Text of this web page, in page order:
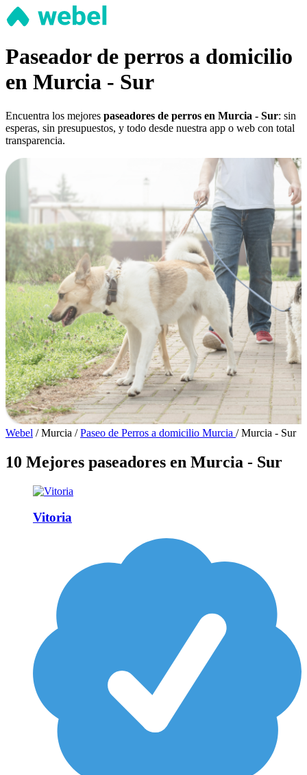
Paseador de perros a domicilio
en Murcia - Sur
Encuentra los mejores paseadores de perros en Murcia - Sur: sin
esperas, sin presupuestos, y todo desde nuestra app o web con total
transparencia.
Webel / Murcia / Paseo de Perros a domicilio Murcia / Murcia - Sur
10 Mejores paseadores en Murcia - Sur
Vitoria